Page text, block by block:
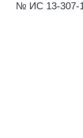
№ ИС 13-307-